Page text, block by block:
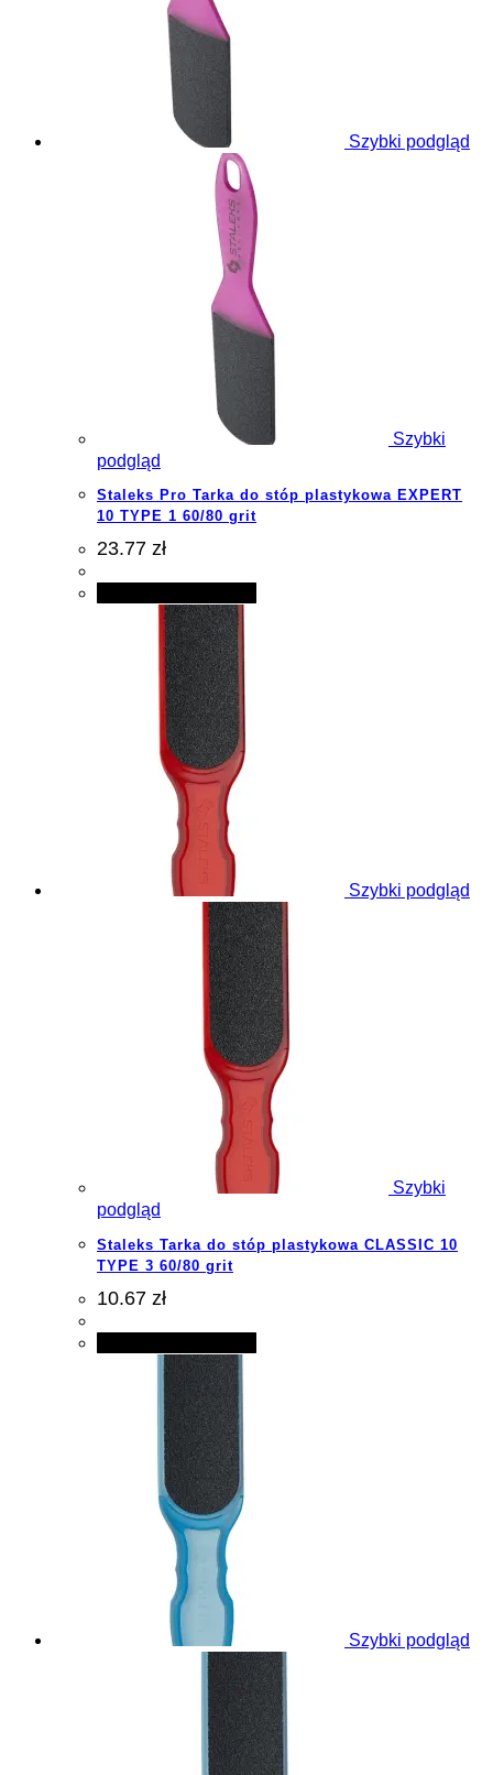
Szybki podgląd
Szybki
podgląd
Staleks Pro Tarka do stóp plastykowa EXPERT
10 TYPE 1 60/80 grit
23.77 zł
Szybki podgląd
Szybki
podgląd
Staleks Tarka do stóp plastykowa CLASSIC 10
TYPE 3 60/80 grit
10.67 zł
Szybki podgląd